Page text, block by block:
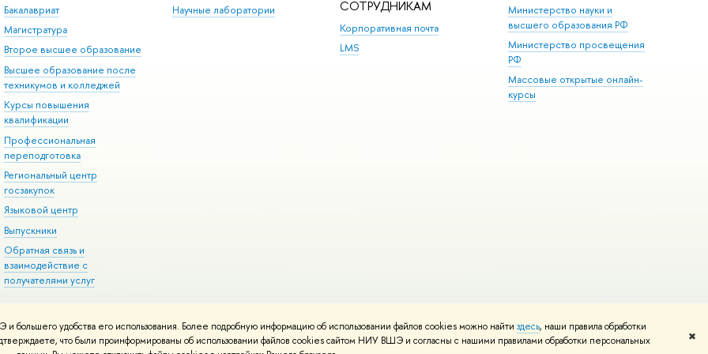
удобства его использования. Более подробную информацию об использовании файлов cookies можно найти здесь, наши правила обработки
что были проинформированы об использовании файлов cookies сайтом НИУ ВШЭ и согласны с нашими правилами обработки персональных
✖
Бакалавриат
Магистратура
Второе высшее образование
Высшее образование после
техникумов и колледжей
Курсы повышения
квалификации
Профессиональная
переподготовка
Региональный центр
госзакупок
Языковой центр
Выпускники
Обратная связь и
взаимодействие с
получателями услуг
Научные лаборатории
СОТРУДНИКАМ
Корпоративная почта
LMS
Министерство науки и
высшего образования РФ
Министерство просвещения
РФ
Массовые открытые онлайн-
курсы
Редактору
Условия использования материалов Политика конфиденциальности Карта сайта
вШколе дизайна НИУ ВШЭ